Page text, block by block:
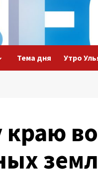
Тема дня Утро
краю